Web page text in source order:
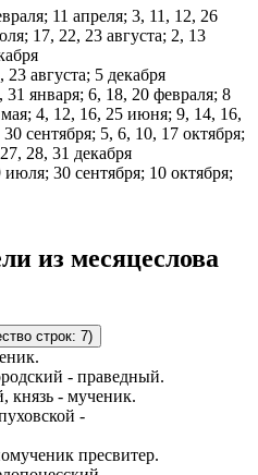
11 апреля; 3, 11, 12, 26
17, 22, 23 августа; 2, 13
августа; 5 декабря
31 января; 6, 18, 20 февраля; 8
4, 12, 16, 25 июня; 9, 14, 16,
сентября; 5, 6, 10, 17 октября;
28, 31 декабря
30 сентября; 10 октября;
из месяцеслова
строк: 7)
- праведный.
князь - мученик.
-
пресвитер.